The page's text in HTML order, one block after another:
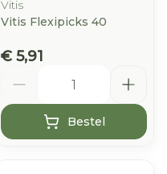
Vitis
Vitis Flexipicks 40
€ 5,91
Bestel